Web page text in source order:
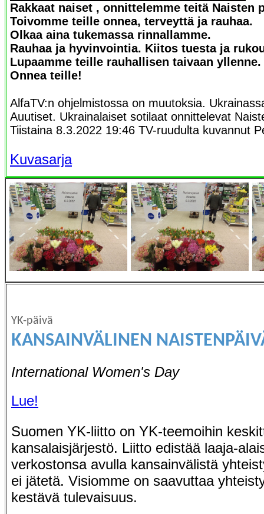
Rakkaat naiset , onnittelemme teitä Naisten
Toivomme teille onnea, terveyttä ja rauhaa.
Olkaa aina tukemassa rinnallamme.
Rauhaa ja hyvinvointia. Kiitos tuesta ja
Lupaamme teille rauhallisen taivaan yllenne.
Onnea teille!
AlfaTV:n ohjelmistossa on muutoksia.
Auutiset. Ukrainalaiset sotilaat onnittelevat
Tiistaina 8.3.2022 19:46 TV-ruudulta kuvannut
Kuvasarja
YK-päivä
KANSAINVÄLINEN
International Women's Day
Lue!
Suomen YK-liitto on YK-teemoihin
kansalaisjärjestö. Liitto edistää laaja-
verkostonsa avulla kansainvälistä
ei jätetä. Visiomme on saavuttaa
kestävä tulevaisuus.